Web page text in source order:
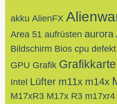
akku AlienFX
Area 51 aufrüsten aurora
Bildschirm Bios cpu defekt
GPU Grafik Grafikkarte
Intel Lüfter m11x m14x
M17xR3 M17x R3 m17xr4